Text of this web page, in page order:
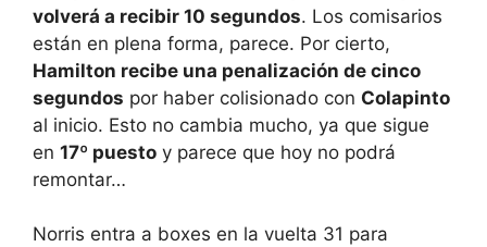
volverá a recibir 10 segundos. Los comisarios
están en plena forma, parece. Por cierto,
Hamilton recibe una penalización de cinco
segundos por haber colisionado con Colapinto
al inicio. Esto no cambia mucho, ya que sigue
en 17º puesto y parece que hoy no podrá
remontar…
Norris entra a boxes en la vuelta 31 para